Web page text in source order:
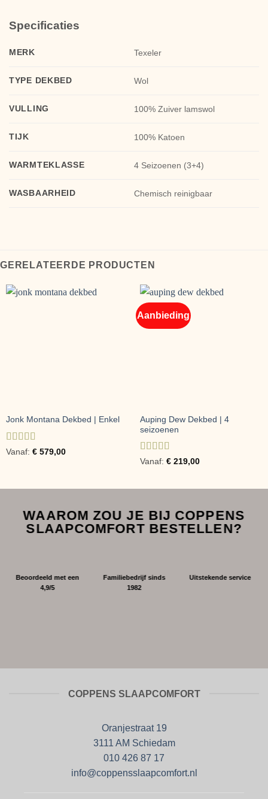
Specificaties
MERK Texeler
TYPE DEKBED Wol
VULLING 100% Zuiver lamswol
TIJK 100% Katoen
WARMTEKLASSE 4 Seizoenen (3+4)
WASBAARHEID Chemisch reinigbaar
GERELATEERDE PRODUCTEN
Jonk Montana Dekbed | Enkel
Gewaardeerd
Vanaf: €579,00
Aanbieding
Auping Dew Dekbed | 4
seizoenen
Gewaardeerd
Vanaf: €219,00
WAAROM ZOU JE BIJ COPPENS
SLAAPCOMFORT BESTELLEN?
Beoordeeld met een
4,9/5
Familiebedrijf sinds
1982
Uitstekende service
COPPENS SLAAPCOMFORT
Oranjestraat 19
3111 AM Schiedam
010 426 87 17
info@coppensslaapcomfort.nl